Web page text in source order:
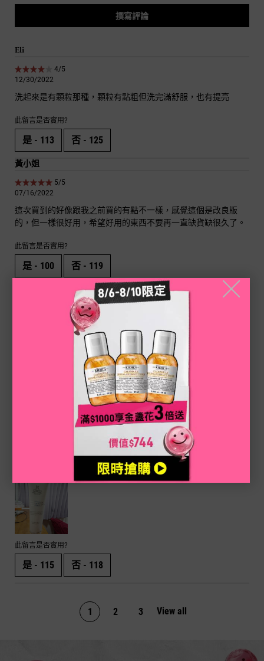
撰寫評論
Eli
4 out of 5 stars.
4/5
12/30/2022
洗起來是有顆粒那種，顆粒有點粗但洗完滿舒服，也有提亮
此留言是否實用?
是 - 113 否 - 125
黃小姐
5 out of 5 stars.
5/5
07/16/2022
這次買到的好像跟我之前買的有點不一樣，感覺這個是改良版
的，但一樣很好用，希望好用的東西不要再一直缺貨缺很久了。
此留言是否實用?
是 - 100 否 - 119
顆粒細細，洗完覺得臉好好摸
否 -123
買眼霜索取的試用包，一試之下大為驚艷，皮膚明顯變光亮了。
馬上下單買了一條激光極淨白去角質潔面膠～
此留言是否實用?
是 - 115 否 - 118
Page 1 of 3. Current page
1 2 3 View all
╳